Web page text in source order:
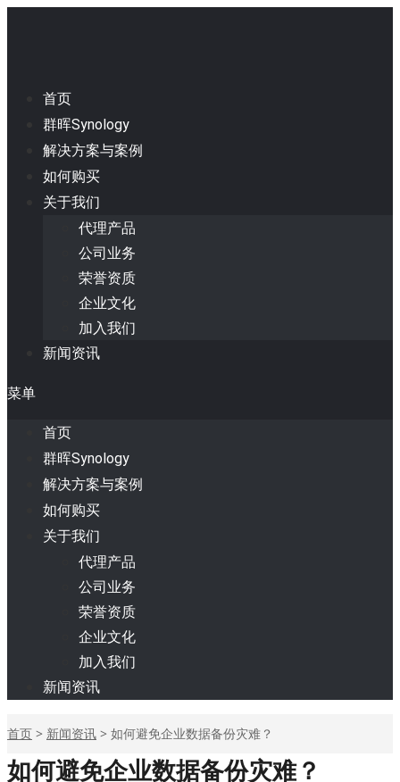
首页
群晖Synology
解决方案与案例
如何购买
关于我们
代理产品
公司业务
荣誉资质
企业文化
加入我们
新闻资讯
菜单
首页
群晖Synology
解决方案与案例
如何购买
关于我们
代理产品
公司业务
荣誉资质
企业文化
加入我们
新闻资讯
首页 > 新闻资讯 > 如何避免企业数据备份灾难？
如何避免企业数据备份灾难？